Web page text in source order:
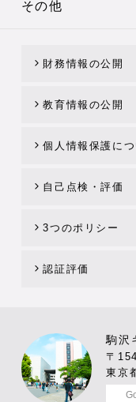
その他
財務情報の公開
教育情報の公開
個人情報保護に
自己点検・評価
3つのポリシー
認証評価
駒沢
〒
東京